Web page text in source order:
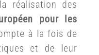
réalisation des
pour les
à la fois de
et de leur